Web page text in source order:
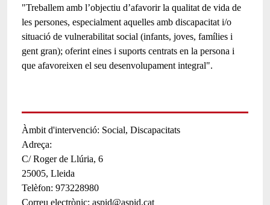
"Treballem amb l’objectiu d’afavorir la qualitat de vida de
les persones, especialment aquelles amb discapacitat i/o
situació de vulnerabilitat social (infants, joves, famílies i
gent gran); oferint eines i suports centrats en la persona i
que afavoreixen el seu desenvolupament integral".
Àmbit d'intervenció Social Discapacitats
Adreça:
C/ Roger de Llúria, 6
25005, Lleida
Telèfon 973228980
Correu electrònic aspid@aspid.cat